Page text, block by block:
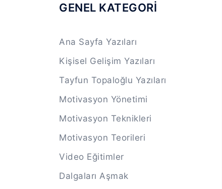
GENEL KATEGORİ
Ana Sayfa Yazıları
Kişisel Gelişim Yazıları
Tayfun Topaloğlu Yazıları
Motivasyon Yönetimi
Motivasyon Teknikleri
Motivasyon Teorileri
Video Eğitimler
Dalgaları Aşmak